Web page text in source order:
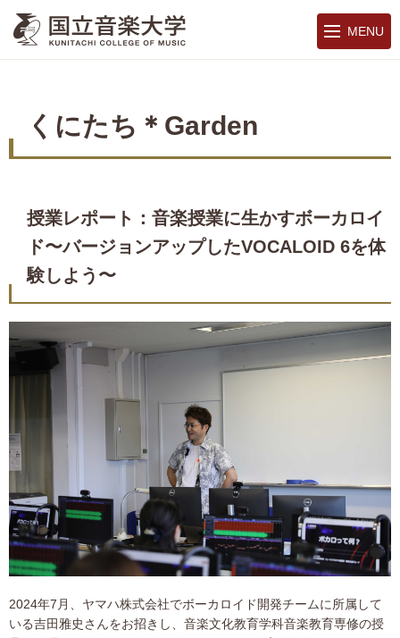
MENU
くにたち＊Garden
授業レポート：音楽授業に生かすボーカロイ
ド〜バージョンアップしたVOCALOID 6を体
験しよう〜
2024年7月、ヤマハ株式会社でボーカロイド開発チームに所属して
いる吉田雅史さんをお招きし、音楽文化教育学科音楽教育専修の授